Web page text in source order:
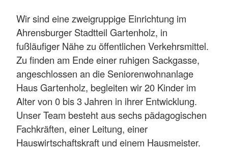
Wir sind eine zweigruppige Einrichtung im
Ahrensburger Stadtteil Gartenholz, in
fußläufiger Nähe zu öffentlichen Verkehrsmittel.
Zu finden am Ende einer ruhigen Sackgasse,
angeschlossen an die Seniorenwohnanlage
Haus Gartenholz, begleiten wir 20 Kinder im
Alter von 0 bis 3 Jahren in ihrer Entwicklung.
Unser Team besteht aus sechs pädagogischen
Fachkräften, einer Leitung, einer
Hauswirtschaftskraft und einem Hausmeister.